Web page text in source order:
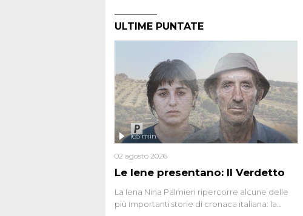
ULTIME PUNTATE
Le Iene presentano: Il Verdetto
165 min
02 agosto 2026
La Iena Nina Palmieri ripercorre alcune delle
più importanti storie di cronaca italiana: la